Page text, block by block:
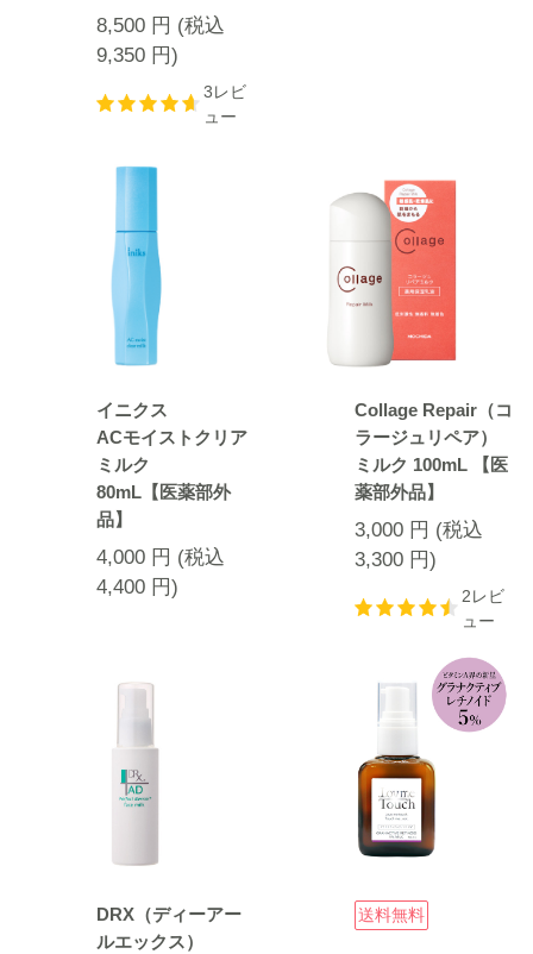
8,500 円 (税込
9,350 円)
3レビ
ュー
イニクス
ACモイストクリア
ミルク
80mL【医薬部外
品】
4,000 円 (税込
4,400 円)
Collage Repair（コ
ラージュリペア）
ミルク 100mL 【医
薬部外品】
3,000 円 (税込
3,300 円)
2レビ
ュー
DRX（ディーアー
ルエックス）
送料無料